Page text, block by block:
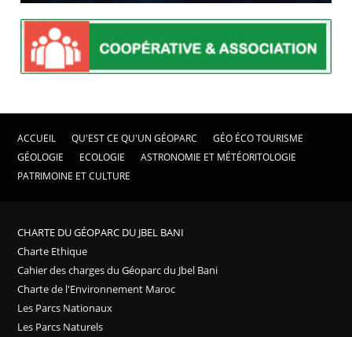
ACCUEIL QU'EST CE QU'UN GÉOPARC
GÉO ÉCO TOURISME
GÉOLOGIE
ECOLOGIE
ASTRONOMIE ET MÉTÉORITOLOGIE
PATRIMOINE ET CULTURE
CHARTE DU GÉOPARC DU JBEL BANI
Charte Ethique
Cahier des charges du Géoparc du Jbel Bani
Charte de l'Environnement Maroc
Les Parcs Nationaux
Les Parcs Naturels